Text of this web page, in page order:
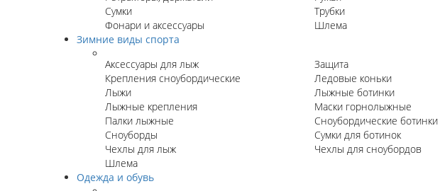
Сумки
Трубки
Фонари и аксессуары
Шлема
Зимние виды спорта
Аксессуары для лыж
Защита
Крепления сноубордические
Ледовые коньки
Лыжи
Лыжные ботинки
Лыжные крепления
Маски горнолыжные
Палки лыжные
Сноубордические ботинки
Сноуборды
Сумки для ботинок
Чехлы для лыж
Чехлы для сноубордов
Шлема
Одежда и обувь